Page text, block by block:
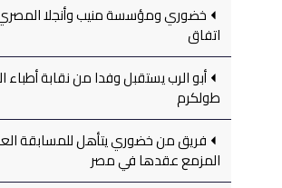
خضوري ومؤسسة منيب وأنجلا
اتفاق
أبو الرب يستقبل وفدا من نقابة أطباء
طولكرم
فريق من خضوري يتأهل للمسابقة
المزمع عقدها في مصر